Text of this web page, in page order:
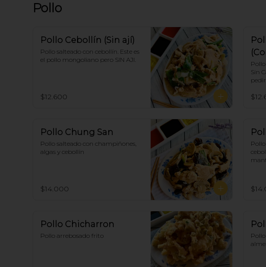
Pollo
Pollo Cebollín (Sin ají)
Pollo salteado con cebollín. Este es
el pollo mongoliano pero SIN AJI.
$12.600
Sin
Pollo Chung San
Pollo salteado con champiñones,
algas y cebollín
$14.000
Pollo Chicharron
Pollo arrebosado frito